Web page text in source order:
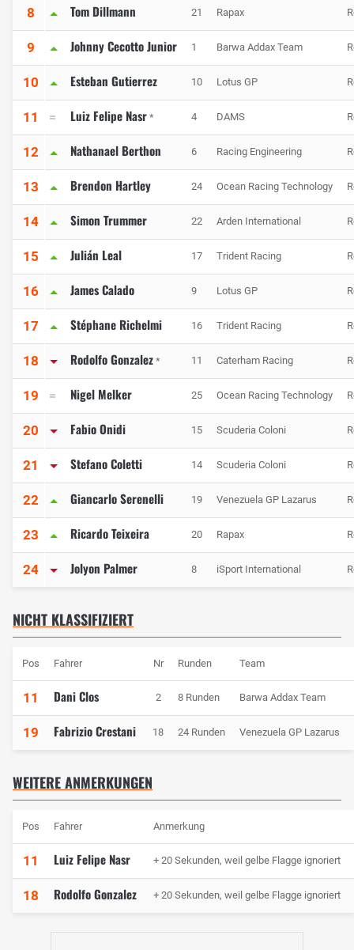
8 Tom Dillmann 21 Rapax
9 Johnny Cecotto Junior 1 Barwa Addax Team
10 Esteban Gutierrez 10 Lotus GP
11 Luiz Felipe Nasr * 4 DAMS
12 Nathanael Berthon 6 Racing Engineering
13 Brendon Hartley 24 Ocean Racing Technology
14 Simon Trummer 22 Arden International
15 Julián Leal 17 Trident Racing
16 James Calado 9 Lotus GP
17 Stéphane Richelmi 16 Trident Racing
18 Rodolfo Gonzalez * 11 Caterham Racing
19 Nigel Melker 25 Ocean Racing Technology
20 Fabio Onidi 15 Scuderia Coloni
21 Stefano Coletti 14 Scuderia Coloni
22 Giancarlo Serenelli 19 Venezuela GP Lazarus
23 Ricardo Teixeira 20 Rapax
24 Jolyon Palmer 8 iSport International
NICHT KLASSIFIZIERT
Pos Fahrer Nr Runden Team
11 Dani Clos 2 8 Runden Barwa Addax Team
19 Fabrizio Crestani 18 24 Runden Venezuela GP Lazarus
WEITERE ANMERKUNGEN
Pos Fahrer Anmerkung
11 Luiz Felipe Nasr + 20 Sekunden, weil gelbe Flagge ignoriert
18 Rodolfo Gonzalez + 20 Sekunden, weil gelbe Flagge ignoriert